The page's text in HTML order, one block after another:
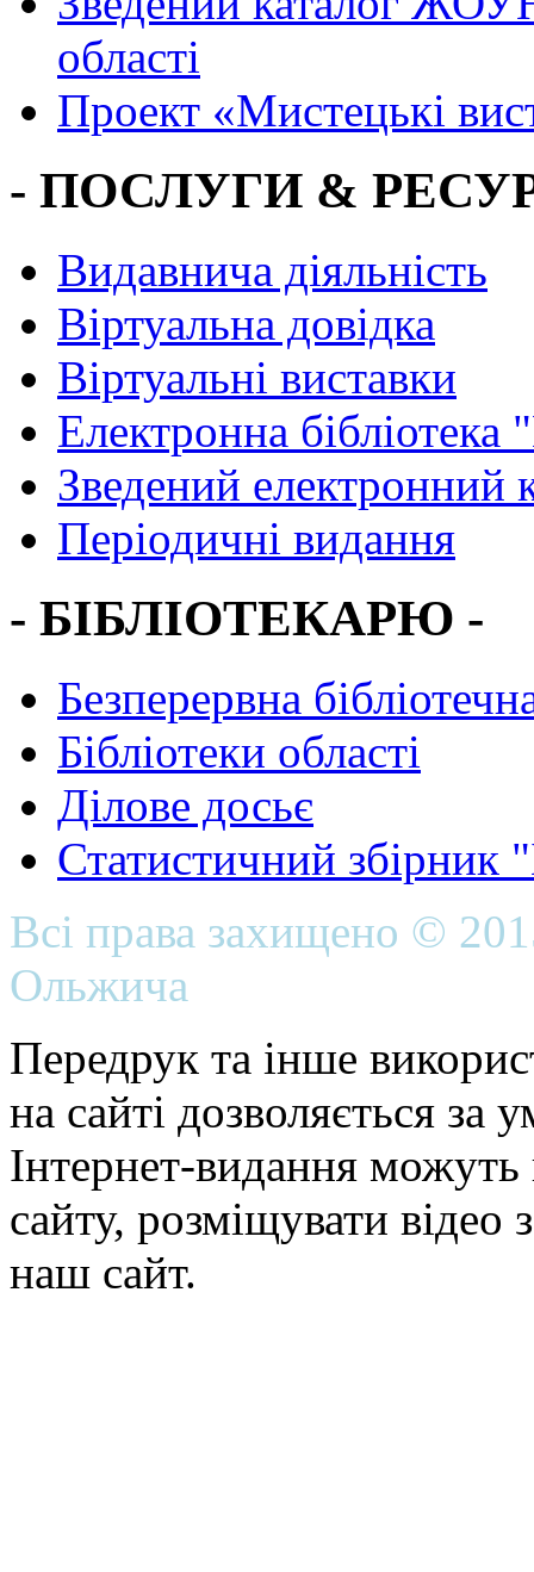
області
Проект «Мистецькі
- ПОСЛУГИ &
Видавнича діяльність
Віртуальна довідка
Віртуальні виставки
Електронна
Зведений електронний
Періодичні видання
- БІБЛІОТЕКАРЮ -
Безперервна
Бібліотеки області
Ділове досьє
Статистичний
Всі права захищено ©
Ольжича
Передрук та інше
на сайті дозволяється
Інтернет-видання можуть
сайту, розміщувати відео
наш сайт.